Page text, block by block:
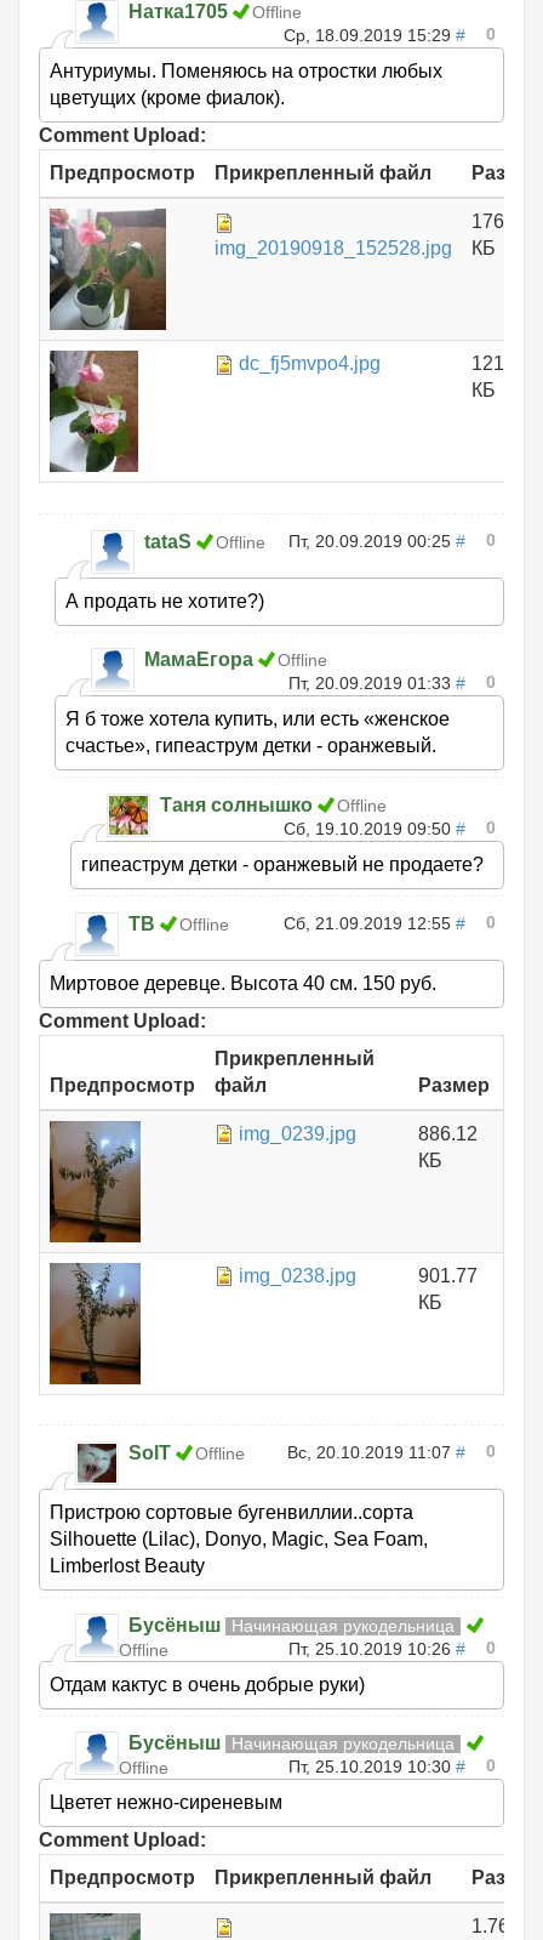
Натка1705
Offline
Ср, 18.09.2019 15:29 # 0
Антуриумы. Поменяюсь на отростки любых
цветущих (кроме фиалок).
Comment Upload:
Предпросмотр
Прикрепленный файл Размер
img_20190918_152528.jpg
176.06
КБ
dc_fj5mvpo4.jpg
121.14
КБ
tataS Offline Пт, 20.09.2019 00:25 # 0
А продать не хотите?)
МамаЕгора
Offline
Пт, 20.09.2019 01:33 # 0
Я б тоже хотела купить, или есть «женское
счастье», гипеаструм детки - оранжевый.
Таня солнышко
Offline
Сб, 19.10.2019 09:50 # 0
гипеаструм детки - оранжевый не продаете?
ТВ Offline Сб, 21.09.2019 12:55 # 0
Миртовое деревце. Высота 40 см. 150 руб.
Comment Upload:
Предпросмотр
Прикрепленный
файл
Размер
img_0239.jpg
886.12
КБ
img_0238.jpg
901.77
КБ
SolT Offline Вс, 20.10.2019 11:07 # 0
Пристрою сортовые бугенвиллии..сорта
Silhouette (Lilac), Donyo, Magic, Sea Foam,
Limberlost Beauty
Бусёныш
Начинающая рукодельница
Offline
Пт, 25.10.2019 10:26 # 0
Отдам кактус в очень добрые руки)
Бусёныш
Начинающая рукодельница
Offline
Пт, 25.10.2019 10:30 # 0
Цветет нежно-сиреневым
Comment Upload:
Предпросмотр
Прикрепленный файл Размер
1.76 МБ